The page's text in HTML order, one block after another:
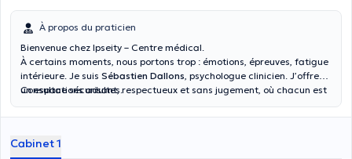
À propos du praticien
Bienvenue chez Ipseity – Centre médical.
À certains moments, nous portons trop : émotions, épreuves, fatigue
intérieure. Je suis Sébastien Dallons, psychologue clinicien. J’offre
un espace sécurisant, respectueux et sans jugement, où chacun est
prendre soin de soi.
Consultations adultes.
Cabinet 1